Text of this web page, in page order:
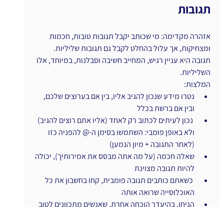
תגובות
אזהרה מקדימה: מי שכותב יקבל תגובות טובות, חכמות
ומצחיקות, אך עלול בהחלט לקבל גם תגובות שליליות.
תגובה היא עניין רגיש, המחייב חשיבה וסבלנות, במיוחד, אלו
השליליות.
המלצות:
נטרו מידע שנכון להגיב אליו, בין אם בערוצים שלכם,
ובין אם ברשת בכלל
נכון לעיתים לכתוב רק לאחד (אליו אתם רוצים להגיב)
ולא באופן פומבי: השתמשו בסימן ה-@ להפניה כזו
(לאחר התגובה + מיון הנמען)
שאלה חכמה (על מה אתה מבסס את אמירותיך), יכולה
להיות תגובה מצוינת
כשאתם כותבים תגובה פומבית, קחו בחשבון את כל
האוכלוסייה שרואה אותה
הניחו, בהיעדר הוכחה אחרת, שאנשים מתכוונים לטוב